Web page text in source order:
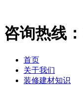
咨询热线：
首页
关于我们
装修建材知识